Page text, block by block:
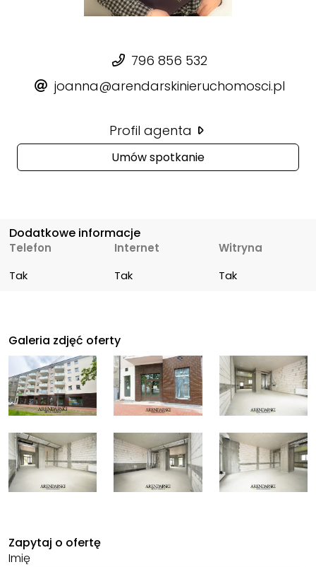
796 856 532
joanna@arendarskinieruchomosci.pl
Profil agenta
Umów spotkanie
Dodatkowe informacje
Telefon
Tak
Internet
Tak
Witryna
Tak
Galeria zdjęć oferty
Zapytaj o ofertę
Imię